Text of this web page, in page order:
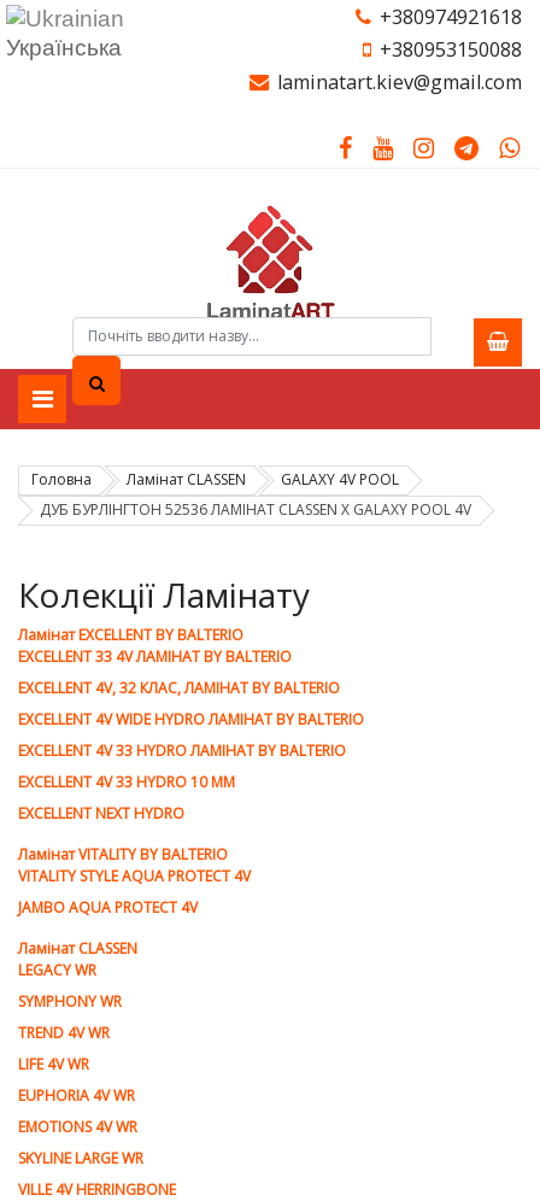
Українська
+380974921618
+380953150088
laminatart.kiev@gmail.com
Головна Ламiнат CLASSEN
GALAXY 4V POOL
ДУБ БУРЛІНГТОН 52536 ЛАМІНАТ CLASSEN Х GALAXY POOL 4V
Колекції Ламінату
Ламiнат EXCELLENT BY BALTERIO
EXCELLENT 33 4V ЛАМІНАТ BY BALTERIO
EXCELLENT 4V, 32 КЛАС, ЛАМІНАТ BY BALTERIO
EXCELLENT 4V WIDE HYDRO ЛАМІНАТ BY BALTERIO
EXCELLENT 4V 33 HYDRO ЛАМІНАТ BY BALTERIO
EXCELLENT 4V 33 HYDRO 10 ММ
EXCELLENT NEXT HYDRO
Ламiнат VITALITY BY BALTERIO
VITALITY STYLE AQUA PROTECT 4V
JAMBO AQUA PROTECT 4V
Ламiнат CLASSEN
LEGACY WR
SYMPHONY WR
TREND 4V WR
LIFE 4V WR
EUPHORIA 4V WR
EMOTIONS 4V WR
SKYLINE LARGE WR
VILLE 4V HERRINGBONE